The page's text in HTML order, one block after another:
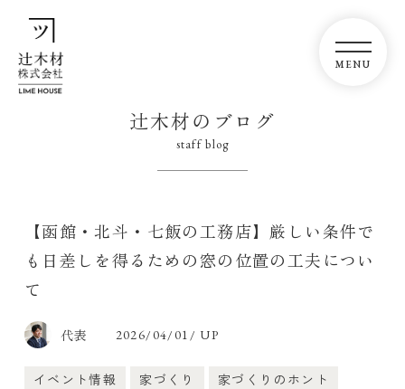
辻木材のブログ
staff blog
【函館・北斗・七飯の工務店】厳しい条件で
も日差しを得るための窓の位置の工夫につい
て
代表 2026/04/01/ UP
イベント情報 家づくり 家づくりのホント